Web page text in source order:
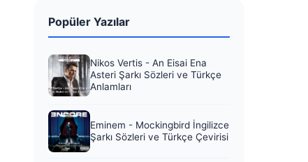
Popüler Yazılar
Nikos Vertis - An Eisai Ena
Asteri Şarkı Sözleri ve Türkçe
Anlamları
Eminem - Mockingbird İngilizce
Şarkı Sözleri ve Türkçe Çevirisi